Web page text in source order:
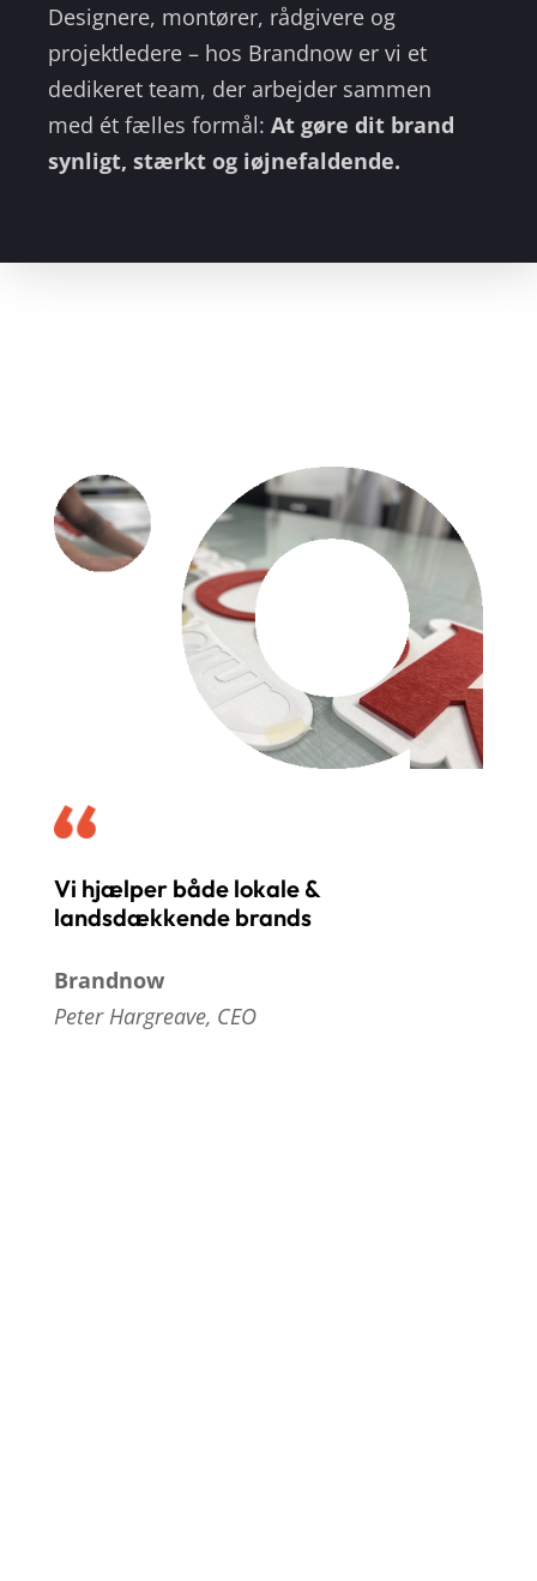
Designere, montører, rådgivere og
projektledere – hos Brandnow er vi et
dedikeret team, der arbejder sammen
med ét fælles formål: At gøre dit brand
synligt, stærkt og iøjnefaldende.
Vi hjælper både lokale &
landsdækkende brands
Brandnow
Peter Hargreave, CEO